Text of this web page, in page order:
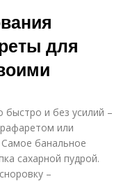
для
и без усилий –
или
банальное
сахарной пудрой.
–